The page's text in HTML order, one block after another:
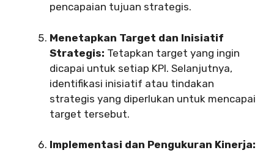
pencapaian tujuan strategis.
Menetapkan Target dan Inisiatif
Strategis: Tetapkan target yang ingin
dicapai untuk setiap KPI. Selanjutnya,
identifikasi inisiatif atau tindakan
strategis yang diperlukan untuk mencapai
target tersebut.
Implementasi dan Pengukuran Kinerja: